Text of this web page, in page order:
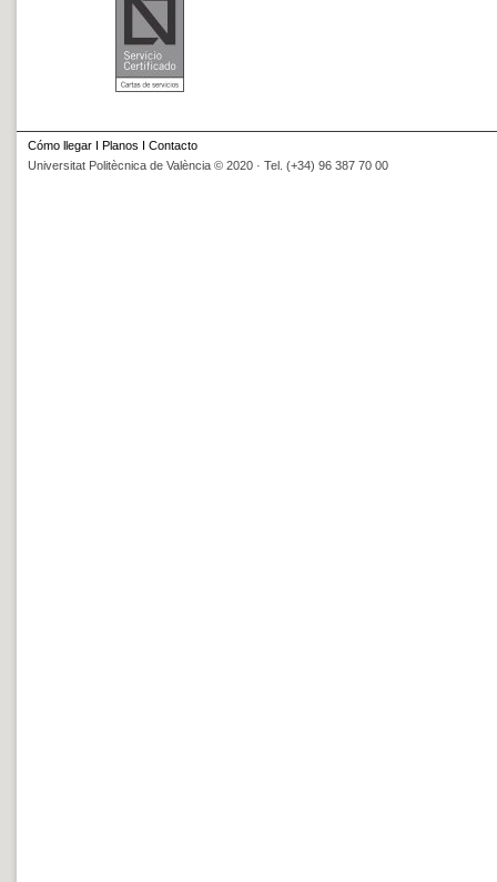
Cómo llegar I Planos I Contacto
Universitat Politècnica de València © 2020 · Tel. (+34) 96 387 70 00